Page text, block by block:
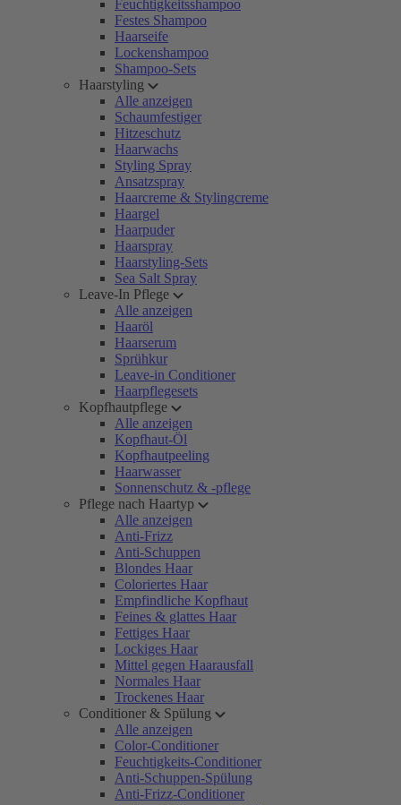
Feuchtigkeitsshampoo
Festes Shampoo
Haarseife
Lockenshampoo
Shampoo-Sets
Haarstyling
Alle anzeigen
Schaumfestiger
Hitzeschutz
Haarwachs
Styling Spray
Ansatzspray
Haarcreme & Stylingcreme
Haargel
Haarpuder
Haarspray
Haarstyling-Sets
Sea Salt Spray
Leave-In Pflege
Alle anzeigen
Haaröl
Haarserum
Sprühkur
Leave-in Conditioner
Haarpflegesets
Kopfhautpflege
Alle anzeigen
Kopfhaut-Öl
Kopfhautpeeling
Haarwasser
Sonnenschutz & -pflege
Pflege nach Haartyp
Alle anzeigen
Anti-Frizz
Anti-Schuppen
Blondes Haar
Coloriertes Haar
Empfindliche Kopfhaut
Feines & glattes Haar
Fettiges Haar
Lockiges Haar
Mittel gegen Haarausfall
Normales Haar
Trockenes Haar
Conditioner & Spülung
Alle anzeigen
Color-Conditioner
Feuchtigkeits-Conditioner
Anti-Schuppen-Spülung
Anti-Frizz-Conditioner